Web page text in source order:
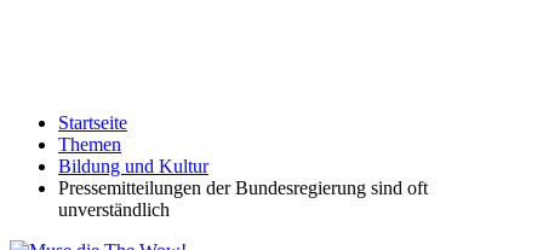
Startseite
Themen
Bildung und Kultur
Pressemitteilungen der Bundesregierung sind oft
unverständlich